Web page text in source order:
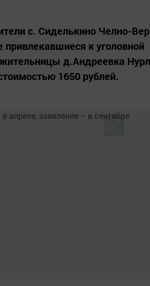
с. Сиделькино Челно-
к уголовной
д.Андреевка
1650 рублей.